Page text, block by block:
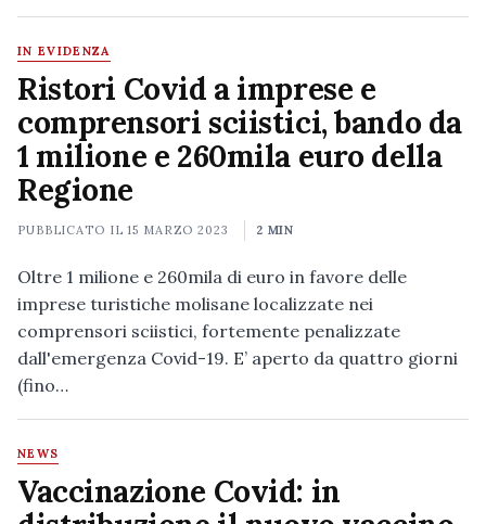
IN EVIDENZA
Ristori Covid a imprese e
comprensori sciistici, bando da
1 milione e 260mila euro della
Regione
PUBBLICATO IL15 MARZO 2023 2 MIN
Oltre 1 milione e 260mila di euro in favore delle
imprese turistiche molisane localizzate nei
comprensori sciistici, fortemente penalizzate
dall'emergenza Covid-19. E’ aperto da quattro giorni
(fino…
NEWS
Vaccinazione Covid: in